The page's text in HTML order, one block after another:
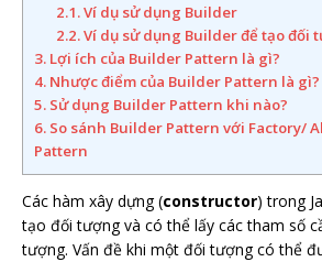
2.1. Ví dụ sử dụng Builder
2.2. Ví dụ sử dụng Builder để tạo đối
3. Lợi ích của Builder Pattern là gì?
4. Nhược điểm của Builder Pattern là gì?
5. Sử dụng Builder Pattern khi nào?
6. So sánh Builder Pattern với Factory/
Pattern
Các hàm xây dựng (constructor) trong
tạo đối tượng và có thể lấy các tham số
tượng. Vấn đề khi một đối tượng có thể